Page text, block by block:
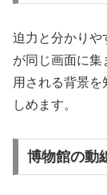
迫力と分かりや
が同じ画面に集
用される背景
しめます。
博物館の動